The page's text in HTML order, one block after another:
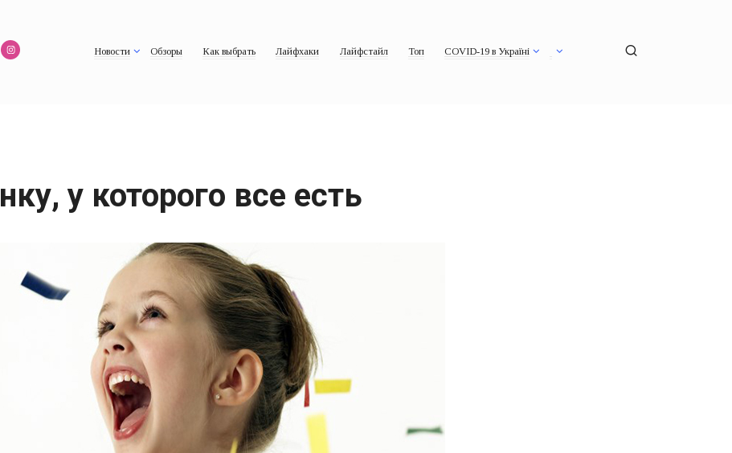
Новости Обзоры Как выбрать Лайфхаки Лайфстайл Топ COVID-19 в Україні
у которого все есть